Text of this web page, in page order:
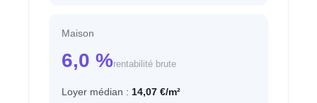
Maison
6,0 %rentabilité brute
Loyer médian : 14,07 €/m²